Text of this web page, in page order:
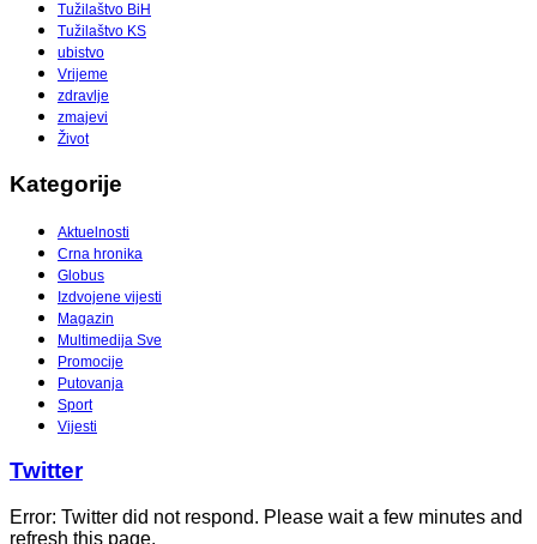
Tužilaštvo BiH
Tužilaštvo KS
ubistvo
Vrijeme
zdravlje
zmajevi
Život
Kategorije
Aktuelnosti
Crna hronika
Globus
Izdvojene vijesti
Magazin
Multimedija Sve
Promocije
Putovanja
Sport
Vijesti
Twitter
Error: Twitter did not respond. Please wait a few minutes and
refresh this page.